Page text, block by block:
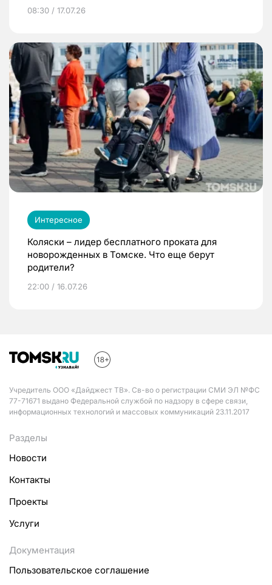
08:30 / 17.07.26
Интересное
Коляски – лидер бесплатного проката для
новорожденных в Томске. Что еще берут
родители?
22:00 / 16.07.26
Учредитель ООО «Дайджест ТВ». Св-во о регистрации СМИ ЭЛ №ФС
77-71671 выдано Федеральной службой по надзору в сфере связи,
информационных технологий и массовых коммуникаций 23.11.2017
Разделы
Новости
Контакты
Проекты
Услуги
Документация
Пользовательское соглашение